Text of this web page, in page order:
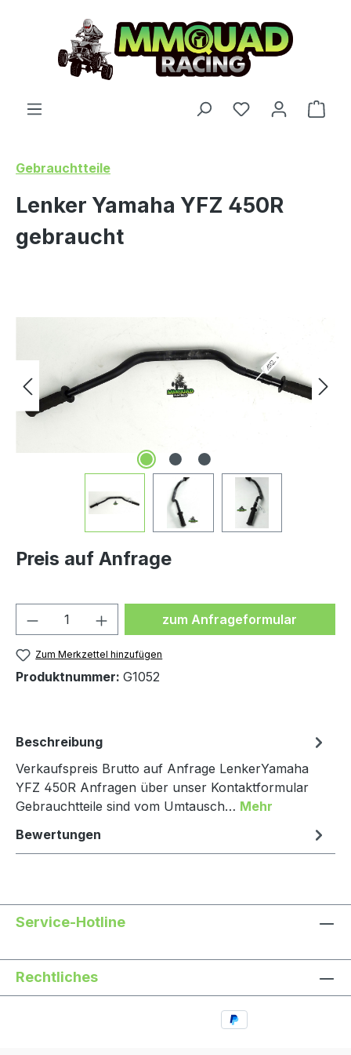
Zum Hauptinhalt springen
Du hast 0
Gebrauchtteile
Lenker Yamaha YFZ 450R
gebraucht
Preis auf Anfrage
Produkt Anzahl: Gib den
zum Anfrageformular
Zum Merkzettel hinzufügen
Produktnummer: G1052
Beschreibung
Verkaufspreis Brutto auf Anfrage LenkerYamaha
YFZ 450R Anfragen über unser Kontaktformular
Gebrauchtteile sind vom Umtausch… Mehr
Bewertungen
Service-Hotline
Rechtliches